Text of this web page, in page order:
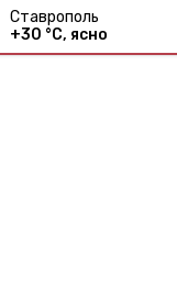
Ставрополь
+30 °С, ясно